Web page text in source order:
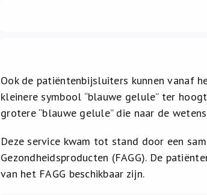
Ook de patiëntenbijsluiters kunnen vanaf
kleinere symbool “blauwe gelule” ter
grotere “blauwe gelule” die naar de
Deze service kwam tot stand door een
Gezondheidsproducten (FAGG). De
van het FAGG beschikbaar zijn.